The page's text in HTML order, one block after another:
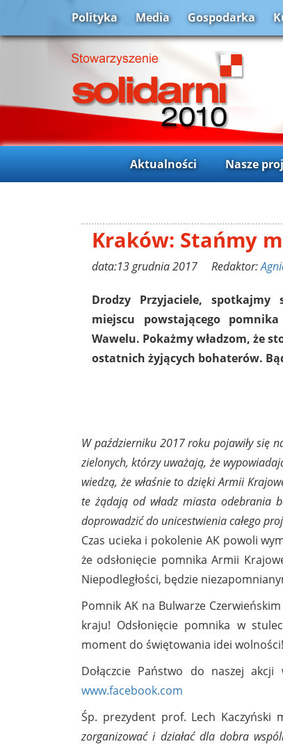
Polityka Media Gospodarka
Aktualności Nasze
Kraków: Stańmy
data:13 grudnia 2017 Redaktor:
Drodzy Przyjaciele,
miejscu powstającego
Wawelu. Pokażmy władzom, że
ostatnich żyjących bohaterów.
W październiku 2017 roku pojawiły się
zielonych, którzy uważają, że
wiedzą, że właśnie to dzięki Armii
te żądają od władz miasta odebrania
doprowadzić do unicestwienia całego
Czas ucieka i pokolenie AK powoli
że odsłonięcie pomnika Armii
Niepodległości, będzie
Pomnik AK na Bulwarze
kraju! Odsłonięcie pomnika w
moment do świętowania idei wolności!
Dołączcie Państwo do naszej
www.facebook.com
Śp. prezydent prof. Lech Kaczyński
zorganizować i działać dla dobra